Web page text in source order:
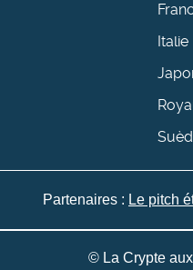
Italie
Partenaires : Le pitch
© La Crypte